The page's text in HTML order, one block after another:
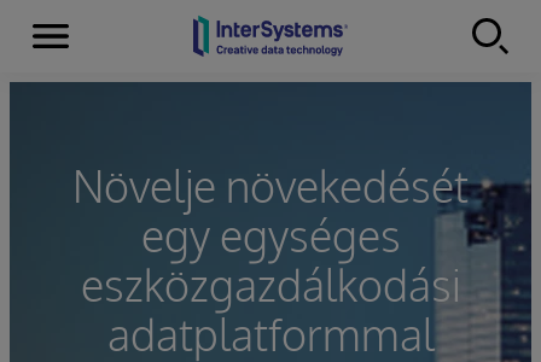
Skip to content
Menu
Növelje növekedését
egy egységes
eszközgazdálkodási
adatplatformmal